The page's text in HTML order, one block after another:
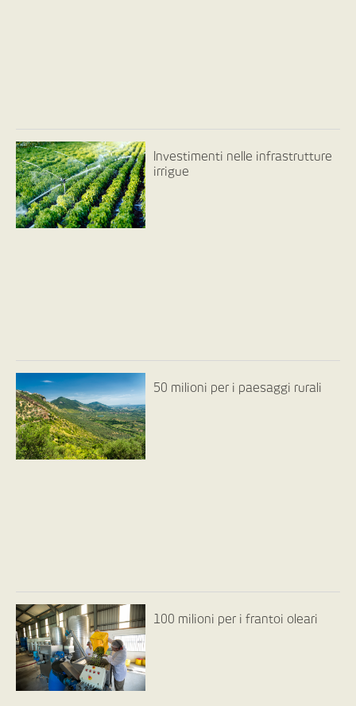
Investimenti nelle infrastrutture
irrigue
50 milioni per i paesaggi rurali
100 milioni per i frantoi oleari